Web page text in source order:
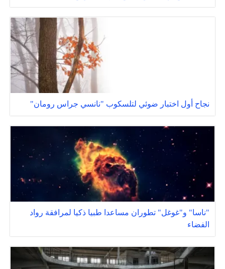
نجاح أول اختبار ضوئي لتلسكوب "نانسي جراس رومان"
"ناسا" و"غوغل" تطوران مساعدا طبيا ذكيا لمرافقة رواد
الفضاء